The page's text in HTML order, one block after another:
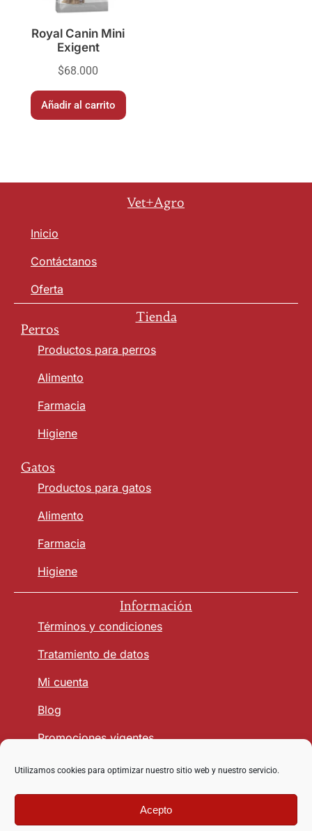
Utilizamos cookies para optimizar nuestro sitio web y nuestro servicio.
Acepto
Royal Canin Mini
Exigent
$68.000
Añadir al carrito
Vet+Agro
Inicio
Contáctanos
Oferta
Tienda
Perros
Productos para perros
Alimento
Farmacia
Higiene
Gatos
Productos para gatos
Alimento
Farmacia
Higiene
Información
Términos y condiciones
Tratamiento de datos
Mi cuenta
Blog
Promociones vigentes
Seguridad y Confianza